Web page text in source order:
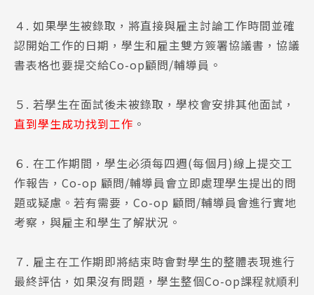
４. 如果學生被錄取，將直接與雇主討論工作時間並確
認開始工作的日期，學生和雇主雙方簽署協議書，協議
書表格也要提交給Co-op顧問/輔導員。
５. 若學生在面試後未被錄取，學校會安排其他面試，
直到學生成功找到工作 。​​
６. 在工作期間，學生必須每四週(每個月)線上提交工
作報告，Co-op 顧問/輔導員會立即處理學生提出的問
題或疑慮。若有需要，Co-op 顧問/輔導員會進行實地
考察，與雇主和學生了解狀況。
７. 雇主在工作期即將結束時會對學生的整體表現進行
最終評估，如果沒有問題，學生整個Co-op課程就順利